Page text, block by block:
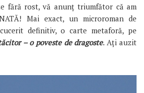
fără rost, vă anunț triumfător că am
Mai exact, un microroman de
definitiv, o carte metaforă, pe
– o poveste de dragoste. Ați auzit